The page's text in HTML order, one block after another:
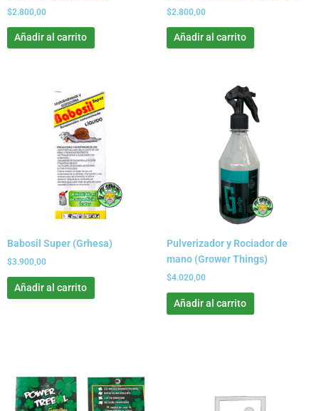
$2.800,00
Añadir al carrito
$2.800,00
Añadir al carrito
Babosil Super (Grhesa)
$3.900,00
Añadir al carrito
Pulverizador y Rociador de
mano (Grower Things)
$4.020,00
Añadir al carrito